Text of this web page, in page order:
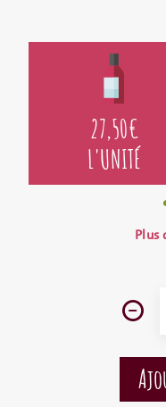
27,50€
L'UNITÉ
Plus